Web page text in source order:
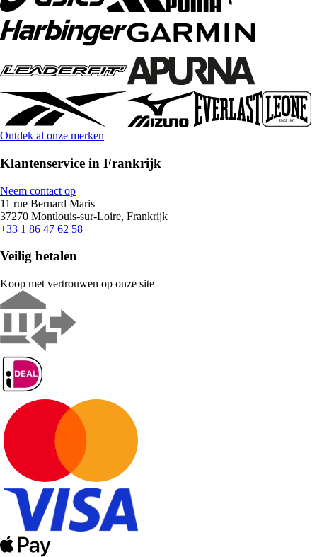
Ontdek al onze merken
Klantenservice in Frankrijk
Neem contact op
11 rue Bernard Maris
37270 Montlouis-sur-Loire, Frankrijk
+33 1 86 47 62 58
Veilig betalen
Koop met vertrouwen op onze site